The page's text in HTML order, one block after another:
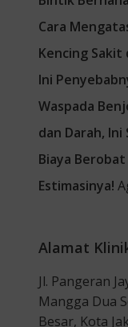
Cara
Kencing Sakit
Ini
Waspada
dan Darah, Ini
Biaya
Estimasinya!
Alamat
Jl. Pangeran
Mangga Dua
Besar, Kota